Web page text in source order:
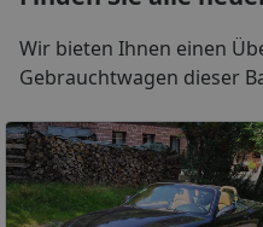
Wir bieten Ihnen einen
Gebrauchtwagen dieser